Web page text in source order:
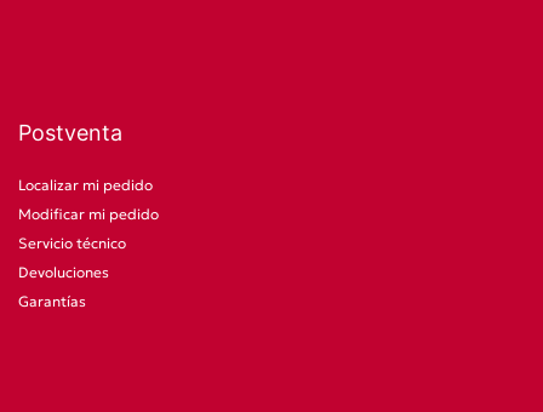
Postventa
Localizar mi pedido
Modificar mi pedido
Servicio técnico
Devoluciones
Garantías